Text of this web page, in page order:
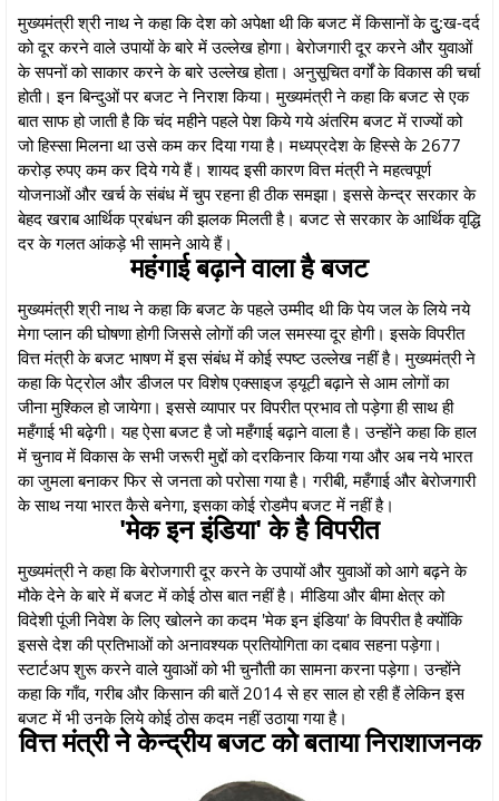
मुख्यमंत्री श्री नाथ ने कहा कि देश को अपेक्षा थी कि बजट में किसानों के दुु:ख-दर्द
को दूर करने वाले उपायों के बारे में उल्लेख होगा। बेरोजगारी दूर करने और युवाओं
के सपनों को साकार करने के बारे उल्लेख होता। अनुसूचित वर्गों के विकास की चर्चा
होती। इन बिन्दुओं पर बजट ने निराश किया। मुख्यमंत्री ने कहा कि बजट से एक
बात साफ हो जाती है कि चंद महीने पहले पेश किये गये अंतरिम बजट में राज्यों को
जो हिस्सा मिलना था उसे कम कर दिया गया है। मध्यप्रदेश के हिस्से के 2677
करोड़ रुपए कम कर दिये गये हैं। शायद इसी कारण वित्त मंत्री ने महत्वपूर्ण
योजनाओं और खर्च के संबंध में चुप रहना ही ठीक समझा। इससे केन्द्र सरकार के
बेहद खराब आर्थिक प्रबंधन की झलक मिलती है। बजट से सरकार के आर्थिक वृद्धि
दर के गलत आंकड़े भी सामने आये हैं।
महंगाई बढ़ाने वाला है बजट
मुख्यमंत्री श्री नाथ ने कहा कि बजट के पहले उम्मीद थी कि पेय जल के लिये नये
मेगा प्लान की घोषणा होगी जिससे लोगों की जल समस्या दूर होगी। इसके विपरीत
वित्त मंत्री के बजट भाषण में इस संबंध में कोई स्पष्ट उल्लेख नहीं है। मुख्यमंत्री ने
कहा कि पेट्रोल और डीजल पर विशेष एक्साइज ड्यूटी बढ़ाने से आम लोगों का
जीना मुश्किल हो जायेगा। इससे व्यापार पर विपरीत प्रभाव तो पड़ेगा ही साथ ही
महँगाई भी बढ़ेगी। यह ऐसा बजट है जो महँगाई बढ़ाने वाला है। उन्होंने कहा कि हाल
में चुनाव में विकास के सभी जरूरी मुद्दों को दरकिनार किया गया और अब नये भारत
का जुमला बनाकर फिर से जनता को परोसा गया है। गरीबी, महँगाई और बेरोजगारी
के साथ नया भारत कैसे बनेगा, इसका कोई रोडमैप बजट में नहीं है।
'मेक इन इंडिया' के है विपरीत
मुख्यमंत्री ने कहा कि बेरोजगारी दूर करने के उपायों और युवाओं को आगे बढ़ने के
मौके देने के बारे में बजट में कोई ठोस बात नहीं है। मीडिया और बीमा क्षेत्र को
विदेशी पूंजी निवेश के लिए खोलने का कदम 'मेक इन इंडिया' के विपरीत है क्योंकि
इससे देश की प्रतिभाओं को अनावश्यक प्रतियोगिता का दबाव सहना पड़ेगा।
स्टार्टअप शुरू करने वाले युवाओं को भी चुनौती का सामना करना पड़ेगा। उन्होंने
कहा कि गाँव, गरीब और किसान की बातें 2014 से हर साल हो रही हैं लेकिन इस
बजट में भी उनके लिये कोई ठोस कदम नहीं उठाया गया है।
वित्त मंत्री ने केन्द्रीय बजट को बताया निराशाजनक